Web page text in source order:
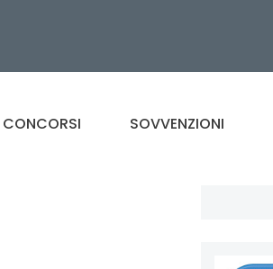
CONCORSI SOVVENZIONI